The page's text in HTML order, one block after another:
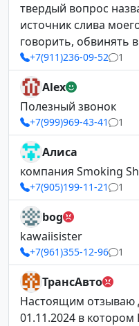
твердый вопрос
источник слива
говорить, обвинять
+7(911)236-09-52 1
Alex
Полезный звонок
+7(999)969-43-41 1
Алиса
компания Smoking
+7(905)199-11-21 1
bog
kawaiisister
+7(961)355-12-96 1
ТрансАвто
Настоящим отзываю
01.11.2024 в